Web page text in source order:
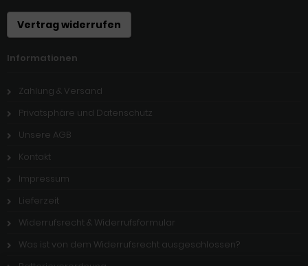
Vertrag widerrufen
Informationen
Zahlung & Versand
Privatsphäre und Datenschutz
Unsere AGB
Kontakt
Impressum
Lieferzeit
Widerrufsrecht & Widerrufsformular
Was ist von dem Widerrufsrecht ausgeschlossen?